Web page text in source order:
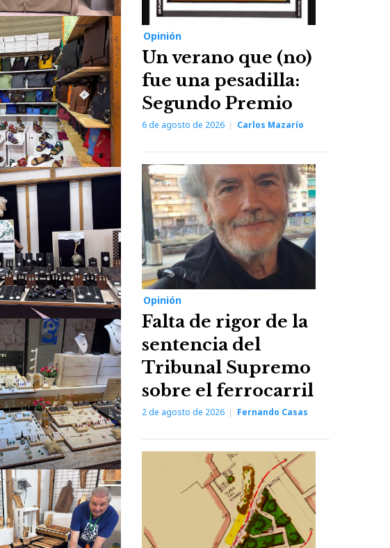
Opinión
Un verano que (no)
fue una pesadilla:
Segundo Premio
6 de agosto de 2026 Carlos Mazarío
Opinión
Falta de rigor de la
sentencia del
Tribunal Supremo
sobre el ferrocarril
2 de agosto de 2026 Fernando Casas